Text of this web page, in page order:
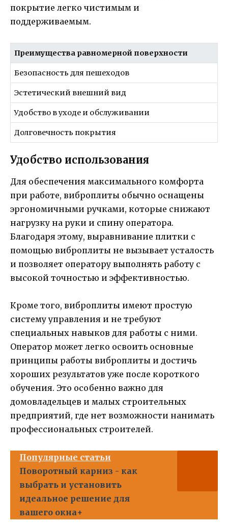
покрытие легко чистимым и
поддерживаемым.
Преимущества равномерной поверхности
Безопасность для пешеходов
Эстетический внешний вид
Удобство в уходе и обслуживании
Долговечность покрытия
Удобство использования
Для обеспечения максимального комфорта
при работе, виброплиты обычно оснащены
эргономичными ручками, которые снижают
нагрузку на руки и спину оператора.
Благодаря этому, выравнивание плитки с
помощью виброплиты не вызывает усталость
и позволяет оператору выполнять работу с
высокой точностью и эффективностью.
Кроме того, виброплиты имеют простую
систему управления и не требуют
специальных навыков для работы с ними.
Оператор может легко освоить основные
принципы работы виброплиты и достичь
хороших результатов уже после короткого
обучения. Это особенно важно для
домовладельцев и малых строительных
предприятий, где нет возможности нанимать
профессиональных строителей.
Популярные статьи
Поворотный карниз - как
выбрать и установить
идеальное решение для
вашего окна+